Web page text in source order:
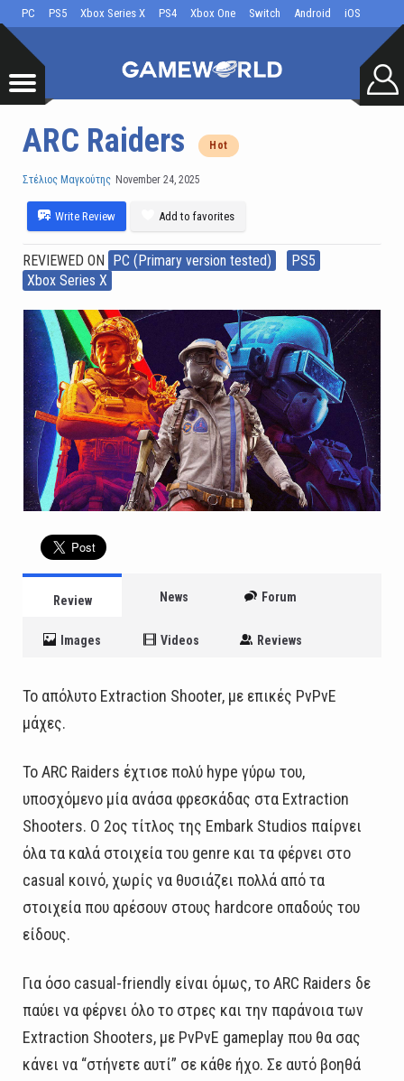
PC PS5 Xbox Series X PS4 Xbox One Switch Android iOS
ARC Raiders Hot
Στέλιος Μαγκούτης November 24, 2025
Write Review Add to favorites
REVIEWED ON PC (Primary version tested)
PS5
Xbox Series X
Review News Forum
Images Videos Reviews
Το απόλυτο Extraction Shooter, με επικές PvPvE
μάχες.
Το ARC Raiders έχτισε πολύ hype γύρω του,
υποσχόμενο μία ανάσα φρεσκάδας στα Extraction
Shooters. Ο 2ος τίτλος της Embark Studios παίρνει
όλα τα καλά στοιχεία του genre και τα φέρνει στο
casual κοινό, χωρίς να θυσιάζει πολλά από τα
στοιχεία που αρέσουν στους hardcore οπαδούς του
είδους.
Για όσο casual-friendly είναι όμως, το ARC Raiders δε
παύει να φέρνει όλο το στρες και την παράνοια των
Extraction Shooters, με PvPvE gameplay που θα σας
κάνει να “στήνετε αυτί” σε κάθε ήχο. Σε αυτό βοηθά